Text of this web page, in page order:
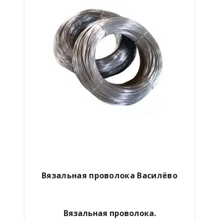
Вязальная проволока Василёво
Вязальная проволока.